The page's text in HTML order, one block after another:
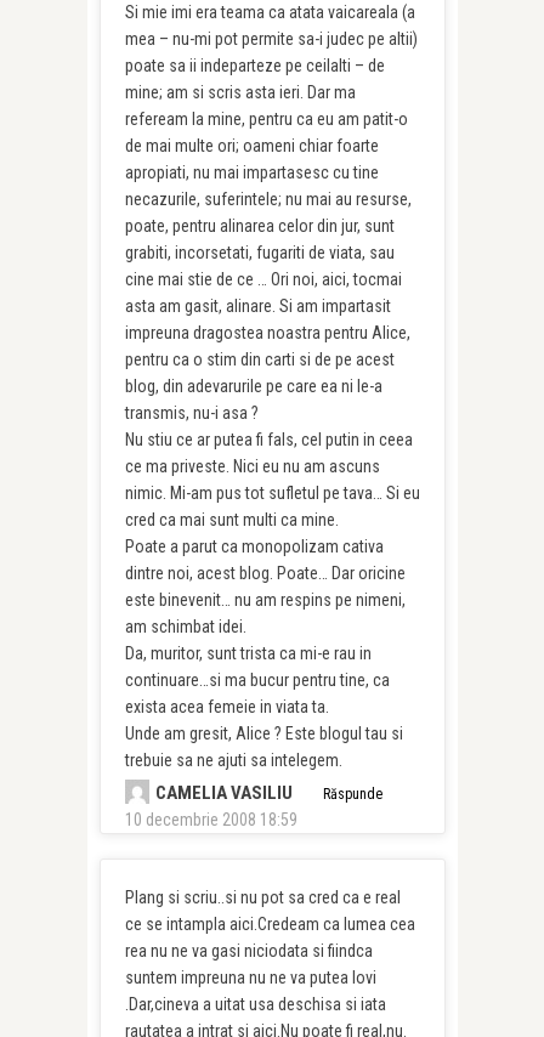
Si mie imi era teama ca atata vaicareala (a
mea – nu-mi pot permite sa-i judec pe altii)
poate sa ii indeparteze pe ceilalti – de
mine; am si scris asta ieri. Dar ma
refeream la mine, pentru ca eu am patit-o
de mai multe ori; oameni chiar foarte
apropiati, nu mai impartasesc cu tine
necazurile, suferintele; nu mai au resurse,
poate, pentru alinarea celor din jur, sunt
grabiti, incorsetati, fugariti de viata, sau
cine mai stie de ce … Ori noi, aici, tocmai
asta am gasit, alinare. Si am impartasit
impreuna dragostea noastra pentru Alice,
pentru ca o stim din carti si de pe acest
blog, din adevarurile pe care ea ni le-a
transmis, nu-i asa ?
Nu stiu ce ar putea fi fals, cel putin in ceea
ce ma priveste. Nici eu nu am ascuns
nimic. Mi-am pus tot sufletul pe tava… Si eu
cred ca mai sunt multi ca mine.
Poate a parut ca monopolizam cativa
dintre noi, acest blog. Poate… Dar oricine
este binevenit… nu am respins pe nimeni,
am schimbat idei.
Da, muritor, sunt trista ca mi-e rau in
continuare…si ma bucur pentru tine, ca
exista acea femeie in viata ta.
Unde am gresit, Alice ? Este blogul tau si
trebuie sa ne ajuti sa intelegem.
CAMELIA VASILIU
10 decembrie 2008 18:59
Răspunde
Plang si scriu..si nu pot sa cred ca e real
ce se intampla aici.Credeam ca lumea cea
rea nu ne va gasi niciodata si fiindca
suntem impreuna nu ne va putea lovi
.Dar,cineva a uitat usa deschisa si iata
rautatea a intrat si aici.Nu poate fi real,nu.